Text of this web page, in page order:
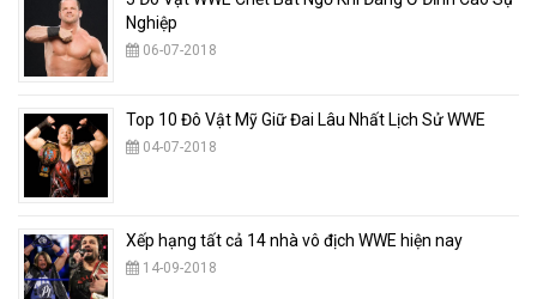
Nghiệp
06-07-2018
Top 10 Đô Vật Mỹ Giữ Đai Lâu Nhất Lịch Sử WWE
04-07-2018
Xếp hạng tất cả 14 nhà vô địch WWE hiện nay
14-09-2018